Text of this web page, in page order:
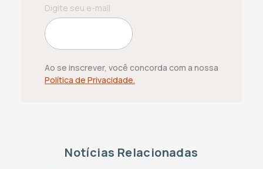
Ao se inscrever, você concorda com a nossa
Política de Privacidade.
Notícias Relacionadas